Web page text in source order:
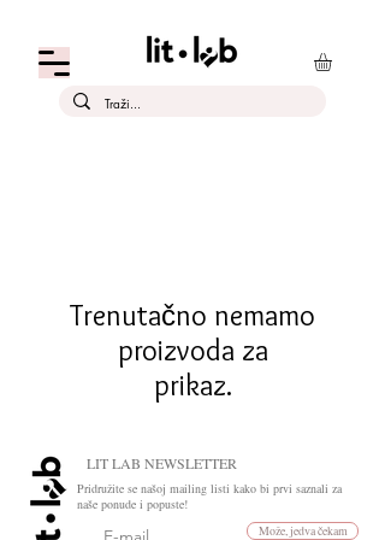
Trenutačno nemamo
proizvoda za
prikaz.
LIT LAB NEWSLETTER
Pridružite se našoj mailing listi kako bi prvi saznali za
naše ponude i popuste!
Može, jedva čekam